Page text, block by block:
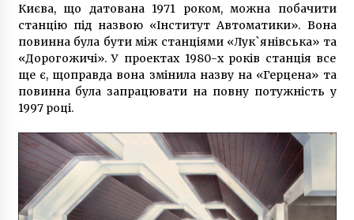
Києва, що датована 1971 роком, можна побачити
станцію під назвою «Інститут Автоматики». Вона
повинна була бути між станціями «Лук`янівська» та
«Дорогожичі». У проектах 1980-х років станція все
ще є, щоправда вона змінила назву на «Герцена» та
повинна була запрацювати на повну потужність у
1997 році.